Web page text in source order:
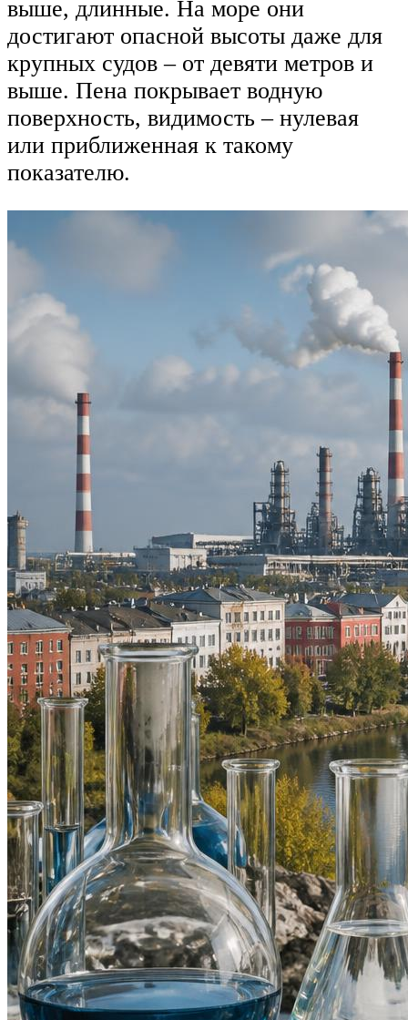
выше, длинные. На море они
достигают опасной высоты даже для
крупных судов – от девяти метров и
выше. Пена покрывает водную
поверхность, видимость – нулевая
или приближенная к такому
показателю.